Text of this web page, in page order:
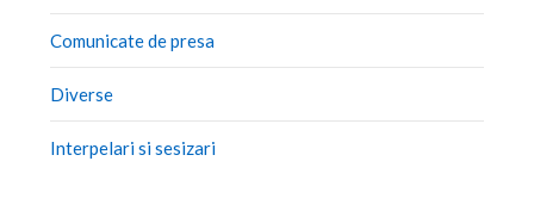
Comunicate de presa
Diverse
Interpelari si sesizari